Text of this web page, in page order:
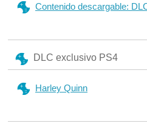
Contenido descargable:
DLC exclusivo PS4
Harley Quinn